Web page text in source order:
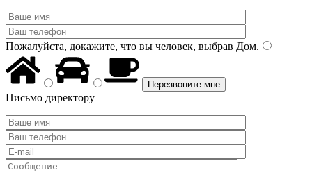
Пожалуйста, докажите, что вы человек, выбрав Дом.
Письмо директору